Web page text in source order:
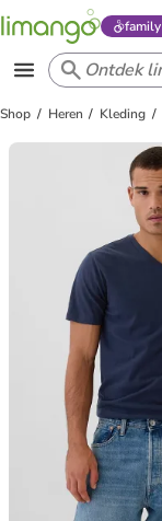
family
Shop Heren Kleding